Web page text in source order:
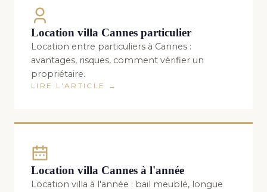
Location villa Cannes particulier
Location entre particuliers à Cannes :
avantages, risques, comment vérifier un
propriétaire.
LIRE L'ARTICLE →
Location villa Cannes à l'année
Location villa à l'année : bail meublé, longue